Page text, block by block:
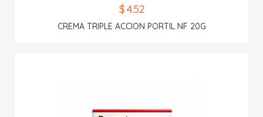
$ 4.52
CREMA TRIPLE ACCION PORTIL NF 20G